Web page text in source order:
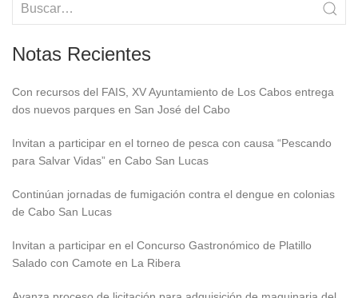
Notas Recientes
Con recursos del FAIS, XV Ayuntamiento de Los Cabos entrega
dos nuevos parques en San José del Cabo
Invitan a participar en el torneo de pesca con causa “Pescando
para Salvar Vidas” en Cabo San Lucas
Continúan jornadas de fumigación contra el dengue en colonias
de Cabo San Lucas
Invitan a participar en el Concurso Gastronómico de Platillo
Salado con Camote en La Ribera